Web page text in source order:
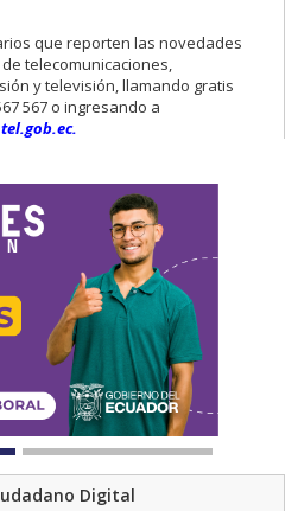
que reporten las novedades
telecomunicaciones,
y televisión, llamando gratis
567 o ingresando a
Digital